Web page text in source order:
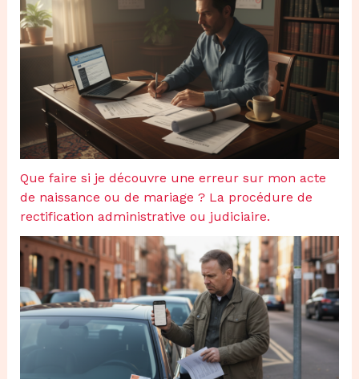
Que faire si je découvre une erreur sur mon acte
de naissance ou de mariage ? La procédure de
rectification administrative ou judiciaire.